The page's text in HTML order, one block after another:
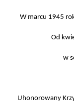
W marcu 1945
Od
w
Uhonorowany